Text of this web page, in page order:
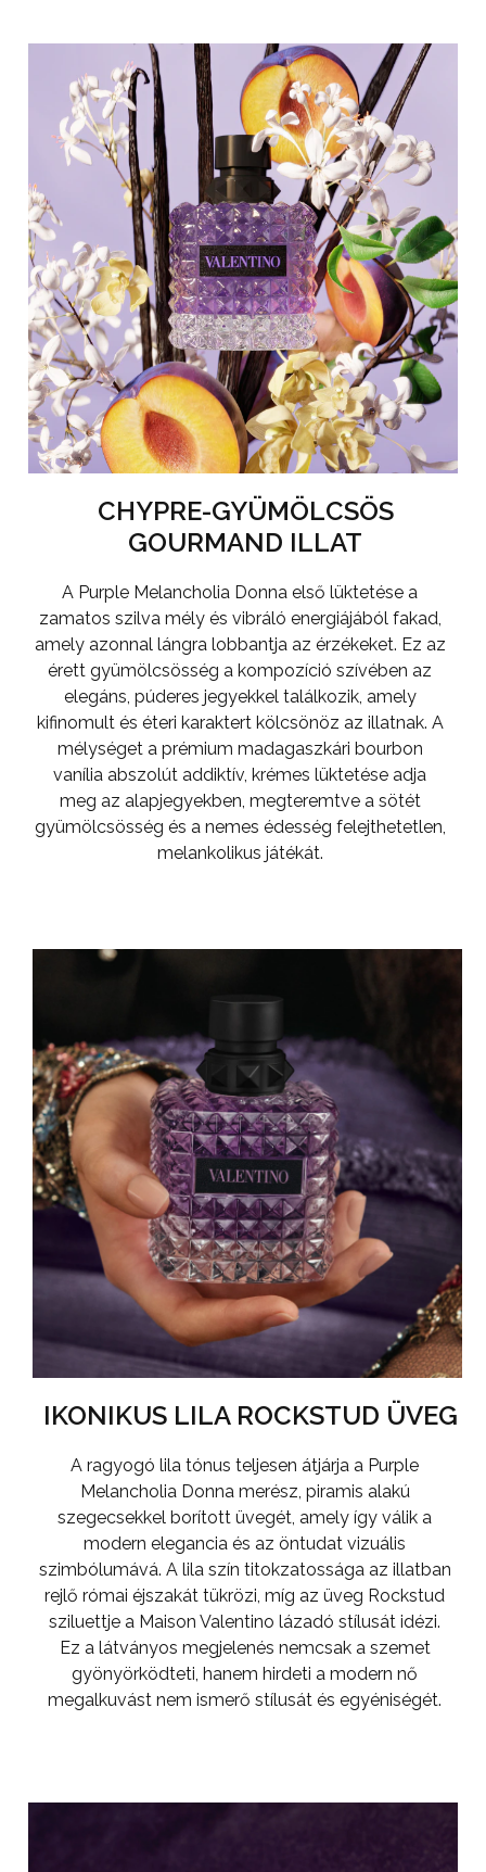
CHYPRE-GYÜMÖLCSÖS
GOURMAND ILLAT
A Purple Melancholia Donna első lüktetése a
zamatos szilva mély és vibráló energiájából fakad,
amely azonnal lángra lobbantja az érzékeket. Ez az
érett gyümölcsösség a kompozíció szívében az
elegáns, púderes jegyekkel találkozik, amely
kifinomult és éteri karaktert kölcsönöz az illatnak. A
mélységet a prémium madagaszkári bourbon
vanília abszolút addiktív, krémes lüktetése adja
meg az alapjegyekben, megteremtve a sötét
gyümölcsösség és a nemes édesség felejthetetlen,
melankolikus játékát.
IKONIKUS LILA ROCKSTUD ÜVEG
A ragyogó lila tónus teljesen átjárja a Purple
Melancholia Donna merész, piramis alakú
szegecsekkel borított üvegét, amely így válik a
modern elegancia és az öntudat vizuális
szimbólumává. A lila szín titokzatossága az illatban
rejlő római éjszakát tükrözi, míg az üveg Rockstud
sziluettje a Maison Valentino lázadó stílusát idézi.
Ez a látványos megjelenés nemcsak a szemet
gyönyörködteti, hanem hirdeti a modern nő
megalkuvást nem ismerő stílusát és egyéniségét.